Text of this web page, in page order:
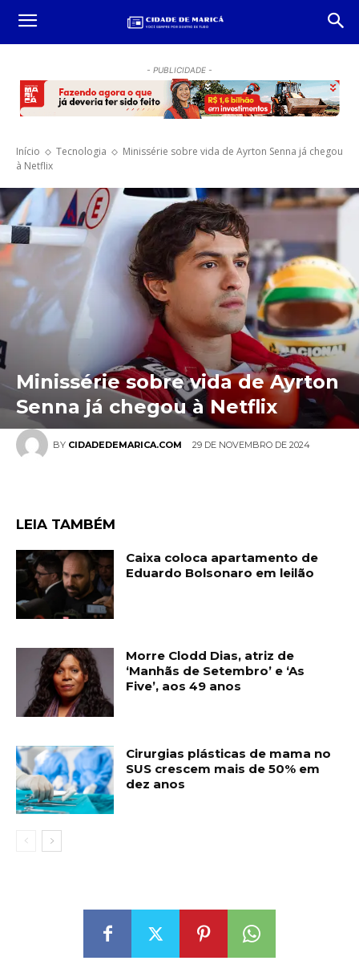
- PUBLICIDADE -
Início Tecnologia
Minissérie sobre vida de Ayrton Senna já chegou
à Netflix
BY CIDADEDEMARICA.COM 29 DE NOVEMBRO DE 2024
Minissérie sobre vida de Ayrton
Senna já chegou à Netflix
LEIA TAMBÉM
Caixa coloca apartamento de
Eduardo Bolsonaro em leilão
Morre Clodd Dias, atriz de
‘Manhãs de Setembro’ e ‘As
Five’, aos 49 anos
Cirurgias plásticas de mama no
SUS crescem mais de 50% em
dez anos